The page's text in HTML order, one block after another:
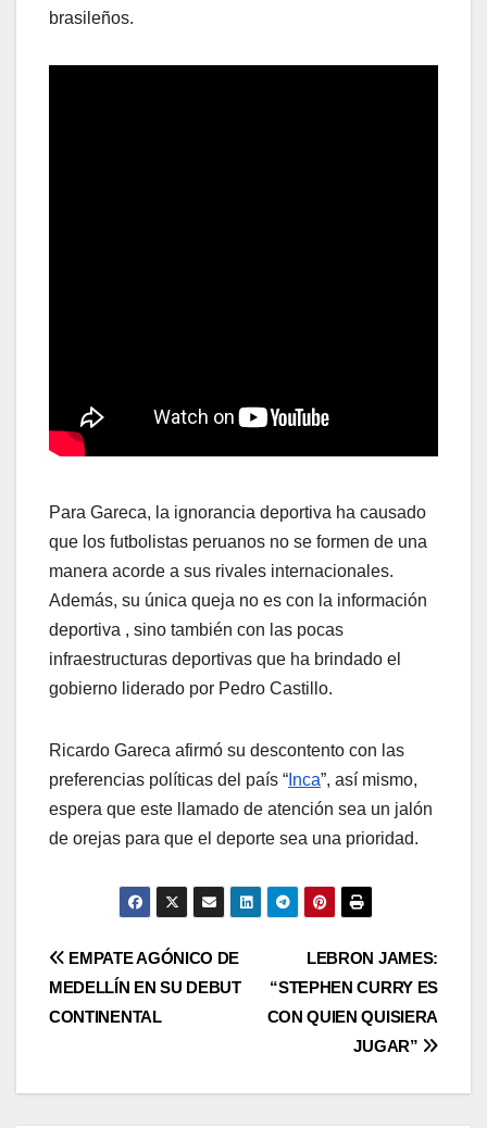
brasileños.
Para Gareca, la ignorancia deportiva ha causado
que los futbolistas peruanos no se formen de una
manera acorde a sus rivales internacionales.
Además, su única queja no es con la información
deportiva , sino también con las pocas
infraestructuras deportivas que ha brindado el
gobierno liderado por Pedro Castillo.
Ricardo Gareca afirmó su descontento con las
preferencias políticas del país “ Inca”, así mismo,
espera que este llamado de atención sea un jalón
de orejas para que el deporte sea una prioridad.
LEBRON JAMES:
“STEPHEN CURRY ES
CON QUIEN QUISIERA
JUGAR”
EMPATE AGÓNICO DE
MEDELLÍN EN SU DEBUT
CONTINENTAL